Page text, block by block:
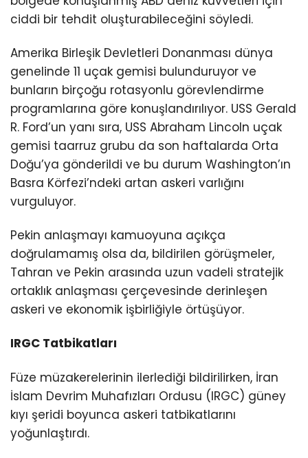
ciddi bir tehdit oluşturabileceğini söyledi.
Amerika Birleşik Devletleri Donanması dünya
genelinde 11 uçak gemisi bulunduruyor ve
bunların birçoğu rotasyonlu görevlendirme
programlarına göre konuşlandırılıyor. USS Gerald
R. Ford’un yanı sıra, USS Abraham Lincoln uçak
gemisi taarruz grubu da son haftalarda Orta
Doğu’ya gönderildi ve bu durum Washington’ın
Basra Körfezi’ndeki artan askeri varlığını
vurguluyor.
Pekin anlaşmayı kamuoyuna açıkça
doğrulamamış olsa da, bildirilen görüşmeler,
Tahran ve Pekin arasında uzun vadeli stratejik
ortaklık anlaşması çerçevesinde derinleşen
askeri ve ekonomik işbirliğiyle örtüşüyor.
IRGC Tatbikatları
Füze müzakerelerinin ilerlediği bildirilirken, İran
İslam Devrim Muhafızları Ordusu (IRGC) güney
kıyı şeridi boyunca askeri tatbikatlarını
yoğunlaştırdı.